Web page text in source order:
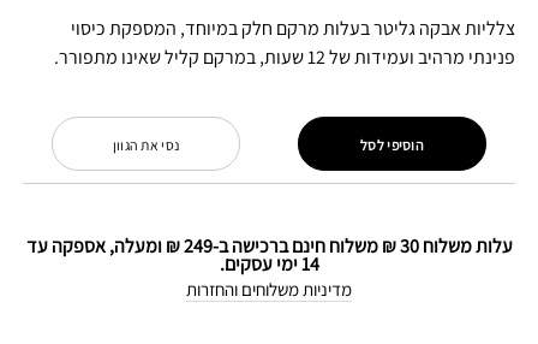
צלליות אבקה גליטר בעלות מרקם חלק במיוחד, המספקת כיסוי
פנינתי מרהיב ועמידות של 12 שעות, במרקם קליל שאינו מתפורר.
נסי את הגוון הוסיפי לסל
עלות משלוח 30 ₪ משלוח חינם ברכישה ב-249 ₪ ומעלה, אספקה עד
14 ימי עסקים.
מדיניות משלוחים והחזרות